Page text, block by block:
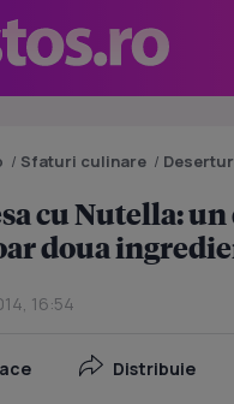
/ Sfaturi culinare /
cu Nutella:
doua
16:54
Distribuie